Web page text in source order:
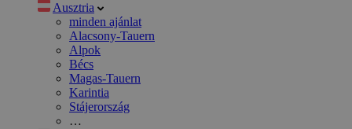
Ausztria
minden ajánlat
Alacsony-Tauern
Alpok
Bécs
Magas-Tauern
Karintia
Stájerország
…